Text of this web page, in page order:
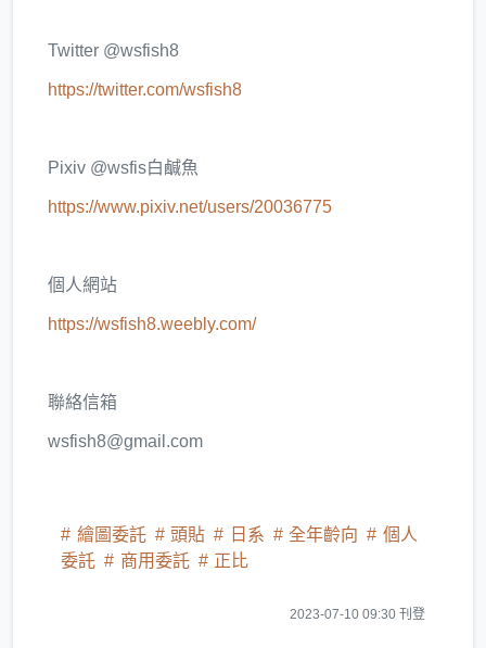
Twitter @wsfish8
https://twitter.com/wsfish8
Pixiv @wsfis白鹹魚
https://www.pixiv.net/users/20036775
個人網站
https://wsfish8.weebly.com/
聯絡信箱
wsfish8@gmail.com
繪圖委託 頭貼 日系 全年齡向
個人
委託
商用委託 正比
2023-07-10 09:30 刊登